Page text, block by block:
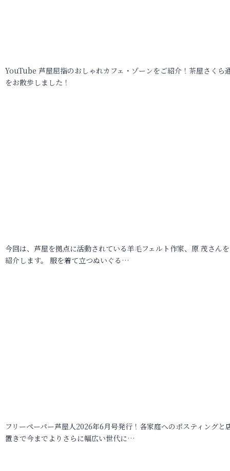
YouTube 芦屋屈指のおしゃれカフェ・ゾーンをご紹介！茶屋さくら
をお散歩しました！
今回は、芦屋を拠点に活動されている羊毛フェルト作家、原 茂さん
紹介します。 服を着て立つぬいぐる…
フリーペーパー芦屋人2026年6月号発行！各家庭へのポスティングと
置きで今までよりさらに幅広い世代に…